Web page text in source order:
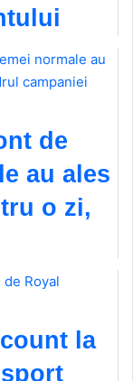
de
au ales
o zi,
la